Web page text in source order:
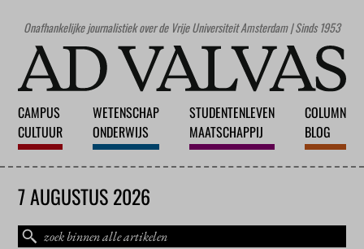
Onafhankelijke journalistiek over de Vrije Universiteit Amsterdam | Sinds 1953
CAMPUS
CULTUUR
WETENSCHAP
ONDERWIJS
STUDENTENLEVEN
MAATSCHAPPIJ
COLUMN
BLOG
7 AUGUSTUS 2026